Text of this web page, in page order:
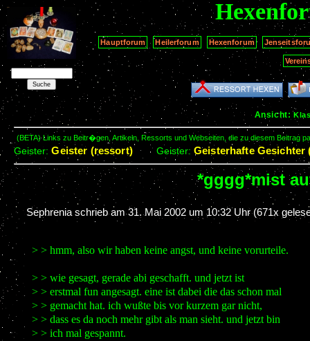
Hauptforum Heilerforum Hexenforum
Ansicht:
(BETA) Links zu Beitr�gen, Artikeln, Ressorts und Webseiten, die zu diesem Beitrag
Geister:Geister (ressort) Geister: Geisterhafte Gesichter
*gggg*mist
Sephrenia schrieb am31. Mai 2002 um 10:32 Uhr(671x
> > hmm, also wir haben keine angst, und keine vorurteile.
> > wie gesagt, gerade abi geschafft. und jetzt ist
> > erstmal fun angesagt. eine ist dabei die das schon mal
> > gemacht hat. ich wußte bis vor kurzem gar nicht,
> > dass es da noch mehr gibt als man sieht. und jetzt bin
> > ich mal gespannt.